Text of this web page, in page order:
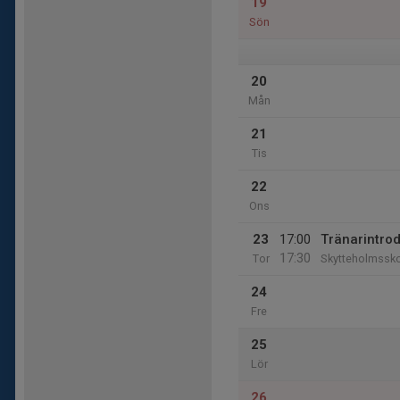
Sön
20
Mån
21
Tis
22
Ons
23
Tor
17:00
17:30
24
Fre
25
Lör